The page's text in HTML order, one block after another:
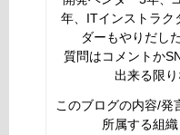
年、ITインストラク
ダーもやりだし
質問はコメントか
出来る限り
このブログの内容/発
所属する組織